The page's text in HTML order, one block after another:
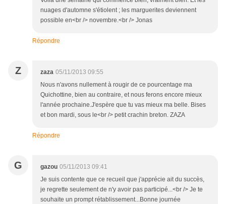
nuages d'automne s'étiolent ; les marguerites deviennent
possible en<br /> novembre.<br /> Jonas
Répondre
Z zaza 05/11/2013 09:55
Nous n'avons nullement à rougir de ce pourcentage ma
Quichottine, bien au contraire, et nous ferons encore mieux
l'année prochaine.J'espère que tu vas mieux ma belle. Bises
et bon mardi, sous le<br /> petit crachin breton. ZAZA
Répondre
G gazou 05/11/2013 09:41
Je suis contente que ce recueil que j'apprécie ait du succès,
je regrette seulement de n'y avoir pas participé...<br /> Je te
souhaite un prompt rétablissement...Bonne journée